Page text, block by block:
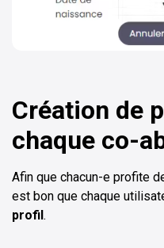
Création de
chaque co-
Afin que chacun-e profite
est bon que chaque
profil.